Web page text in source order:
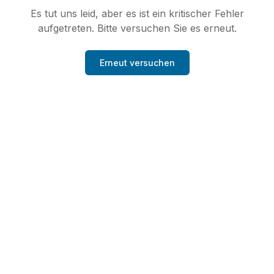
Es tut uns leid, aber es ist ein kritischer Fehler
aufgetreten. Bitte versuchen Sie es erneut.
Erneut versuchen